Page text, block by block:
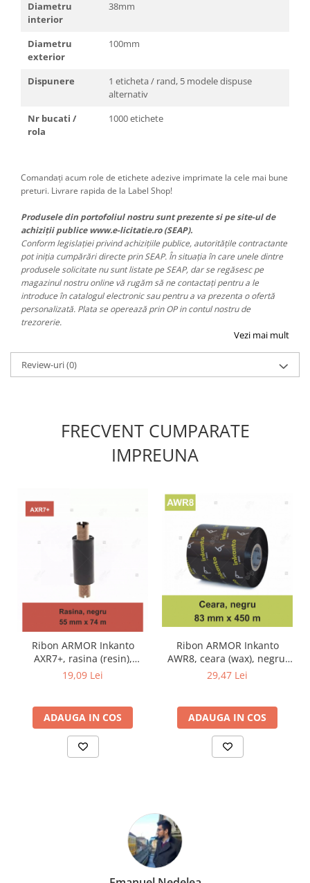
Diametru
interior
38mm
Diametru
exterior
100mm
Dispunere
1 eticheta / rand, 5 modele dispuse
alternativ
Nr bucati /
rola
1000 etichete
Comandați acum role de etichete adezive imprimate la cele mai bune
preturi. Livrare rapida de la Label Shop!
Produsele din portofoliul nostru sunt prezente si pe site-ul de
achiziții publice www.e-licitatie.ro (SEAP).
Conform legislației privind achizițiile publice, autoritățile contractante
pot iniția cumpărări directe prin SEAP. În situația în care unele dintre
produsele solicitate nu sunt listate pe SEAP, dar se regăsesc pe
magazinul nostru online vă rugăm să ne contactați pentru a le
introduce în catalogul electronic sau pentru a va prezenta o ofertă
personalizată. Plata se operează prin OP in contul nostru de
trezorerie.
Vezi mai mult
Review-uri(0)
FRECVENT CUMPARATE
IMPREUNA
Ribon ARMOR Inkanto
AXR7+, rasina (resin),
negru, 55mmx74M, OUT
19,09 Lei
ADAUGA IN COS
Ribon ARMOR Inkanto
AWR8, ceara (wax), negru,
83mmX450M, OUT
29,47 Lei
ADAUGA IN COS